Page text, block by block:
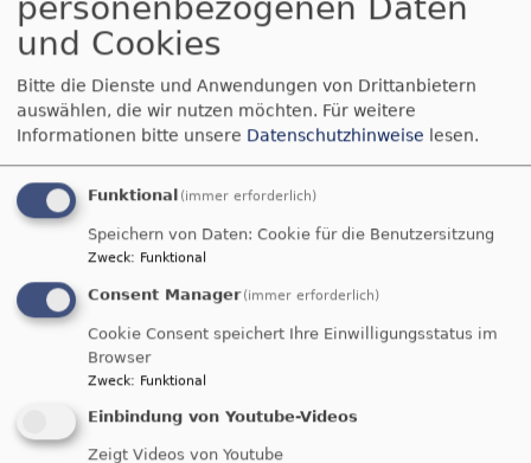
Wer lieber ein Liedblatt aus Papier möchte,
bekommt das auch weiterhin am Eingang.
Schutz vor sexualisierter Gewalt
...mehr Infos
Anpacken für St. Matthäus
personenbezogenen Daten
und Cookies
Bitte die Dienste und Anwendungen von Drittanbietern
auswählen, die wir nutzen möchten. Für weitere
Informationen bitte unsere Datenschutzhinweise lesen.
Funktional (immer erforderlich)
Speichern von Daten: Cookie für die Benutzersitzung
Zweck: Funktional
Consent Manager (immer erforderlich)
Cookie Consent speichert Ihre Einwilligungsstatus im
Browser
Zweck: Funktional
Einbindung von Youtube-Videos
Zeigt Videos von Youtube